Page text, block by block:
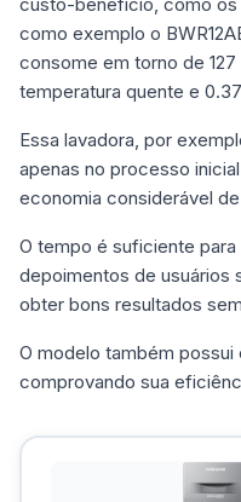
como exemplo o
consome em torno de
temperatura quente e
Essa lavadora, por
apenas no processo
economia considerável
O tempo é suficiente
depoimentos de usuários
obter bons resultados
O modelo também
comprovando sua